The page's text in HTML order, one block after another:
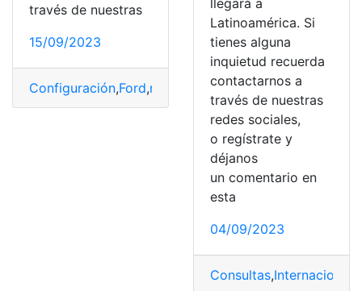
través de nuestras
15/09/2023
Configuración,Ford,mecanismo,parrilla, versiones
llegará a
Latinoamérica. Si
tienes alguna
inquietud recuerda
contactarnos a
través de nuestras
redes sociales,
o regístrate y
déjanos
un comentario en
esta
04/09/2023
Consultas,